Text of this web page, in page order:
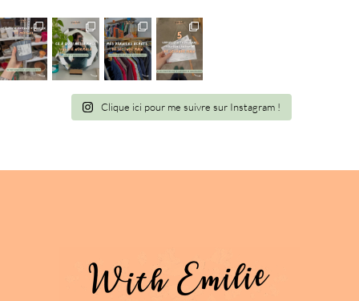
Clique ici pour me suivre sur Instagram !